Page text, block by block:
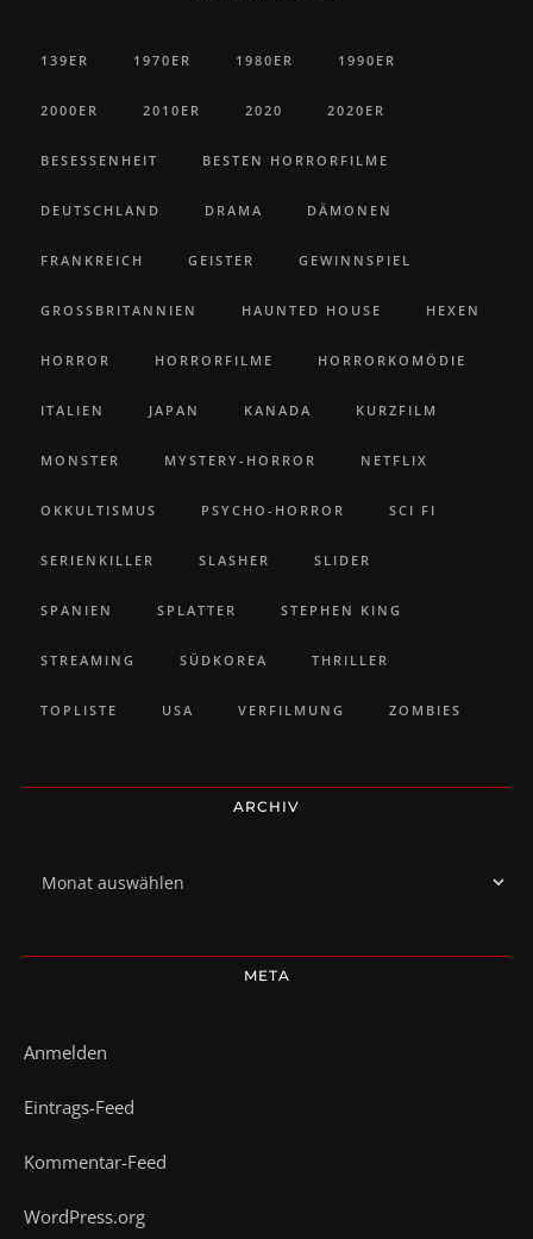
139ER 1970ER 1980ER 1990ER
2000ER 2010ER 2020 2020ER
BESESSENHEIT BESTEN HORRORFILME
DEUTSCHLAND DRAMA DÄMONEN
FRANKREICH GEISTER GEWINNSPIEL
GROSSBRITANNIEN HAUNTED HOUSE HEXEN
HORROR HORRORFILME HORRORKOMÖDIE
ITALIEN JAPAN KANADA KURZFILM
MONSTER MYSTERY-HORROR NETFLIX
OKKULTISMUS PSYCHO-HORROR SCI FI
SERIENKILLER SLASHER SLIDER
SPANIEN SPLATTER STEPHEN KING
STREAMING SÜDKOREA THRILLER
TOPLISTE USA VERFILMUNG ZOMBIES
ARCHIV
META
Anmelden
Eintrags-Feed
Kommentar-Feed
WordPress.org